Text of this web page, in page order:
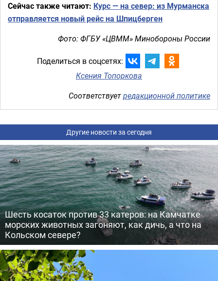
Сейчас также читают: Курс — на север: из Мурманска
отправляется новый рейс на Шпицберген
Фото: ФГБУ «ЦВММ» Минобороны России
Поделиться в соцсетях:
Ксения Топоркова
Соответствуетредакционной политике
Другие новости за сегодня
Шесть косаток против 33 катеров: на Камчатке
морских животных загоняют, как дичь, а что на
Кольском севере?